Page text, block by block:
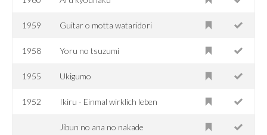
1959 Guitar o motta wataridori
1958 Yoru no tsuzumi
1955 Ukigumo
1952 Ikiru - Einmal wirklich leben
Jibun no ana no nakade